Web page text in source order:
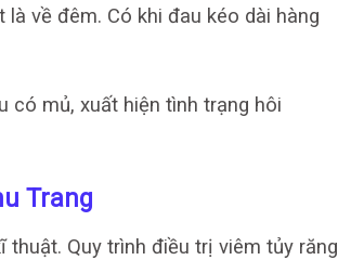
về đêm. Có khi đau kéo dài hàng
có mủ, xuất hiện tình trạng hôi
Trang
Quy trình điều trị viêm tủy răng